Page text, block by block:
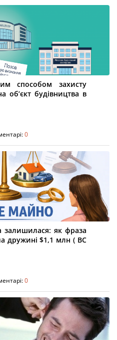
способом захисту
об’єкт будівництва в
0
залишилася: як фраза
дружині $1,1 млн ( ВС
0